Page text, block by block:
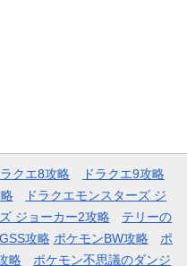
ラクエ8攻略
ドラクエ9攻略
ドラクエモンスターズ ジ
ジョーカー2攻略
テリーの
攻略 ポケモンBW攻略
ポ
略 ポケモン不思議のダンジ